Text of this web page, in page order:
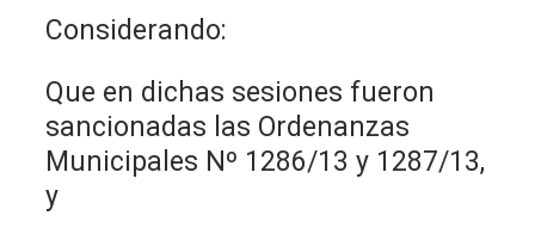
Considerando:
Que en dichas sesiones fueron
sancionadas las Ordenanzas
Municipales Nº 1286/13 y 1287/13,
y